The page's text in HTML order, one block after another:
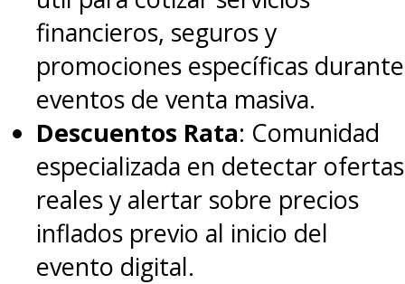
financieros, seguros y
promociones específicas durante
eventos de venta masiva.
Descuentos Rata: Comunidad
especializada en detectar ofertas
reales y alertar sobre precios
inflados previo al inicio del
evento digital.